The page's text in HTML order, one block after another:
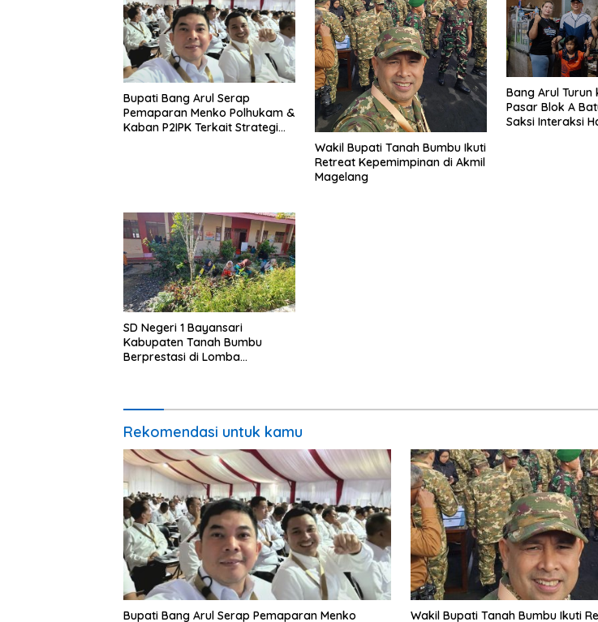
Bupati Bang Arul Serap
Pemaparan Menko Polhukam &
Kaban P2IPK Terkait Strategi
Wakil Bupati Tanah Bumbu Ikuti
Retreat Kepemimpinan di Akmil
Magelang
Bang Arul Turun
Pasar Blok A
Saksi Interaksi
SD Negeri 1 Bayansari
Kabupaten Tanah Bumbu
Berprestasi di Lomba
Rekomendasi untuk kamu
Bupati Bang Arul Serap Pemaparan Menko Wakil Bupati Tanah Bumbu Ikuti